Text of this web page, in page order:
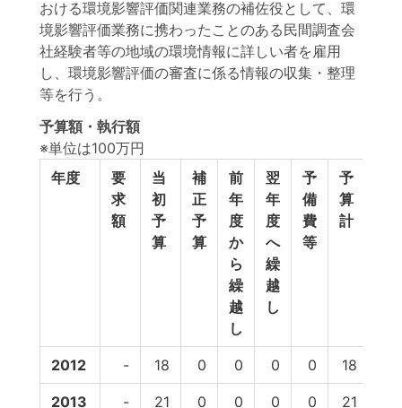
おける環境影響評価関連業務の補佐役として、環
境影響評価業務に携わったことのある民間調査会
社経験者等の地域の環境情報に詳しい者を雇用
し、環境影響評価の審査に係る情報の収集・整理
等を行う。
予算額・執行額
※単位は100万円
年度
要
求
額
当
初
予
算
補
正
予
算
前
年
度
か
ら
繰
越
し
翌
年
度
へ
繰
越
し
予
備
費
等
予
算
計
2012 - 18 0 0 0 0 18
2013 - 21 0 0 0 0 21